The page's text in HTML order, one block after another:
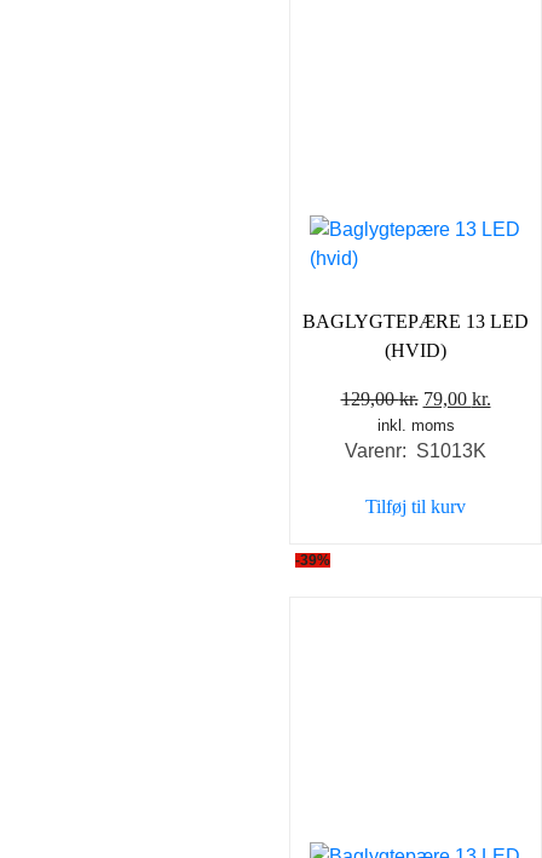
BAGLYGTEPÆRE 13 LED
(HVID)
129,00kr. Den
oprindelige
pris
129,00 kr..
79,00 kr.
inkl. moms
Varenr: S1013K
Tilføj til kurv
-39%